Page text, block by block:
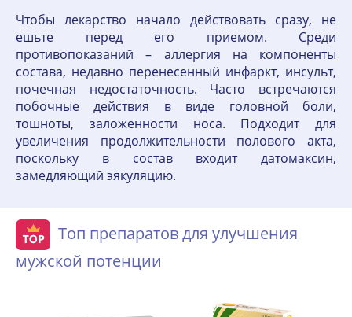
Чтобы лекарство начало действовать сразу, не
ешьте перед его приемом. Среди
противопоказаний – аллергия на компоненты
состава, недавно перенесенный инфаркт, инсульт,
почечная недостаточность. Часто встречаются
побочные действия в виде головной боли,
тошноты, заложенности носа. Подходит для
увеличения продолжительности полового акта,
поскольку в состав входит датомаксин,
замедляющий эякуляцию.
Топ препаратов для улучшения
мужской потенции